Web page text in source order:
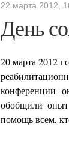
22 марта 2012,
День
20 марта 2012
конференции
обобщили
помощь всем,